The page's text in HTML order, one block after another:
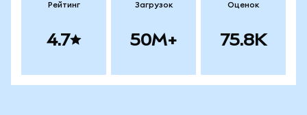
Рейтинг
4.7
Загрузок
50M+
Оценок
75.8K